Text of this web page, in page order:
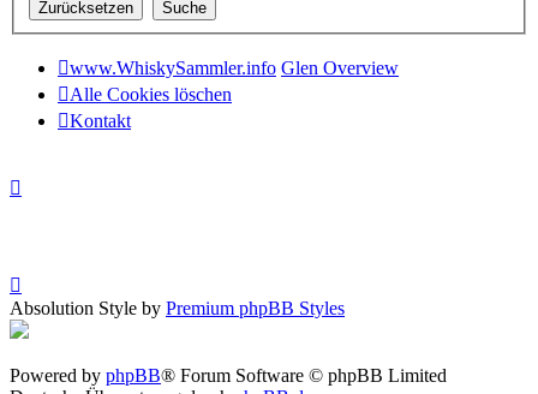
www.WhiskySammler.info Glen Overview
Alle Cookies löschen
Kontakt
Absolution Style by Premium phpBB Styles
Powered by phpBB® Forum Software © phpBB Limited